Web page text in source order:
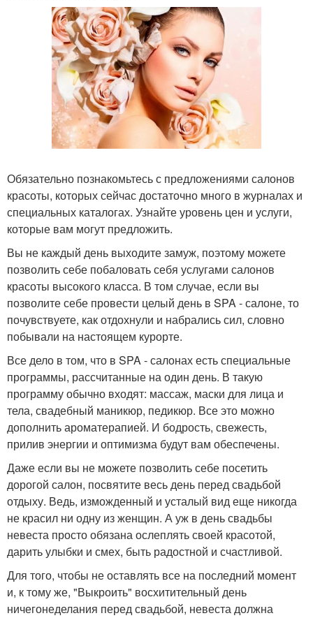
Обязательно познакомьтесь с предложениями салонов
красоты, которых сейчас достаточно много в журналах и
специальных каталогах. Узнайте уровень цен и услуги,
которые вам могут предложить.
Вы не каждый день выходите замуж, поэтому можете
позволить себе побаловать себя услугами салонов
красоты высокого класса. В том случае, если вы
позволите себе провести целый день в SPA - салоне, то
почувствуете, как отдохнули и набрались сил, словно
побывали на настоящем курорте.
Все дело в том, что в SPA - салонах есть специальные
программы, рассчитанные на один день. В такую
программу обычно входят: массаж, маски для лица и
тела, свадебный маникюр, педикюр. Все это можно
дополнить ароматерапией. И бодрость, свежесть,
прилив энергии и оптимизма будут вам обеспечены.
Даже если вы не можете позволить себе посетить
дорогой салон, посвятите весь день перед свадьбой
отдыху. Ведь, изможденный и усталый вид еще никогда
не красил ни одну из женщин. А уж в день свадьбы
невеста просто обязана ослеплять своей красотой,
дарить улыбки и смех, быть радостной и счастливой.
Для того, чтобы не оставлять все на последний момент
и, к тому же, "Выкроить" восхитительный день
ничегонеделания перед свадьбой, невеста должна